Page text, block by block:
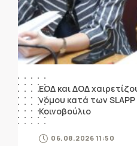
ΕΟΔ και ΔΟΔ
νόμου κατά των
Κοινοβούλιο
06.08.2026 11:50